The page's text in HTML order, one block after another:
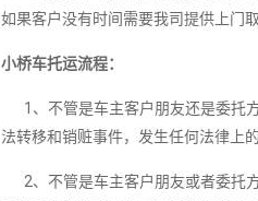
如果客户没有时间需要我司提供上门
小桥车托运流程：
1、不管是车主客户朋友还是委托
法转移和销赃事件，发生任何法律上
2、不管是车主客户朋友或者委托